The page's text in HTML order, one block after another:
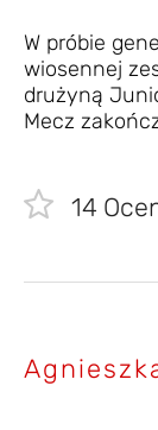
W próbie
wiosennej
drużyną
Mecz
14